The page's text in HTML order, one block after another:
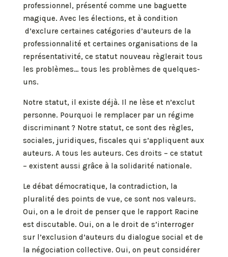
professionnel, présenté comme une baguette
magique. Avec les élections, et à condition
d’exclure certaines catégories d’auteurs de la
professionnalité et certaines organisations de la
représentativité, ce statut nouveau règlerait tous
les problèmes… tous les problèmes de quelques-
uns.
Notre statut, il existe déjà. Il ne lèse et n’exclut
personne. Pourquoi le remplacer par un régime
discriminant ? Notre statut, ce sont des règles,
sociales, juridiques, fiscales qui s’appliquent aux
auteurs. A tous les auteurs. Ces droits – ce statut
– existent aussi grâce à la solidarité nationale.
Le débat démocratique, la contradiction, la
pluralité des points de vue, ce sont nos valeurs.
Oui, on a le droit de penser que le rapport Racine
est discutable. Oui, on a le droit de s’interroger
sur l’exclusion d’auteurs du dialogue social et de
la négociation collective. Oui, on peut considérer